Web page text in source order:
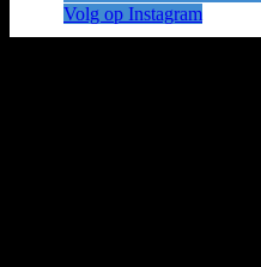
Volg op Instagram